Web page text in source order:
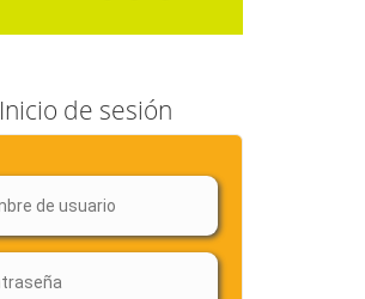
Inicio de sesión